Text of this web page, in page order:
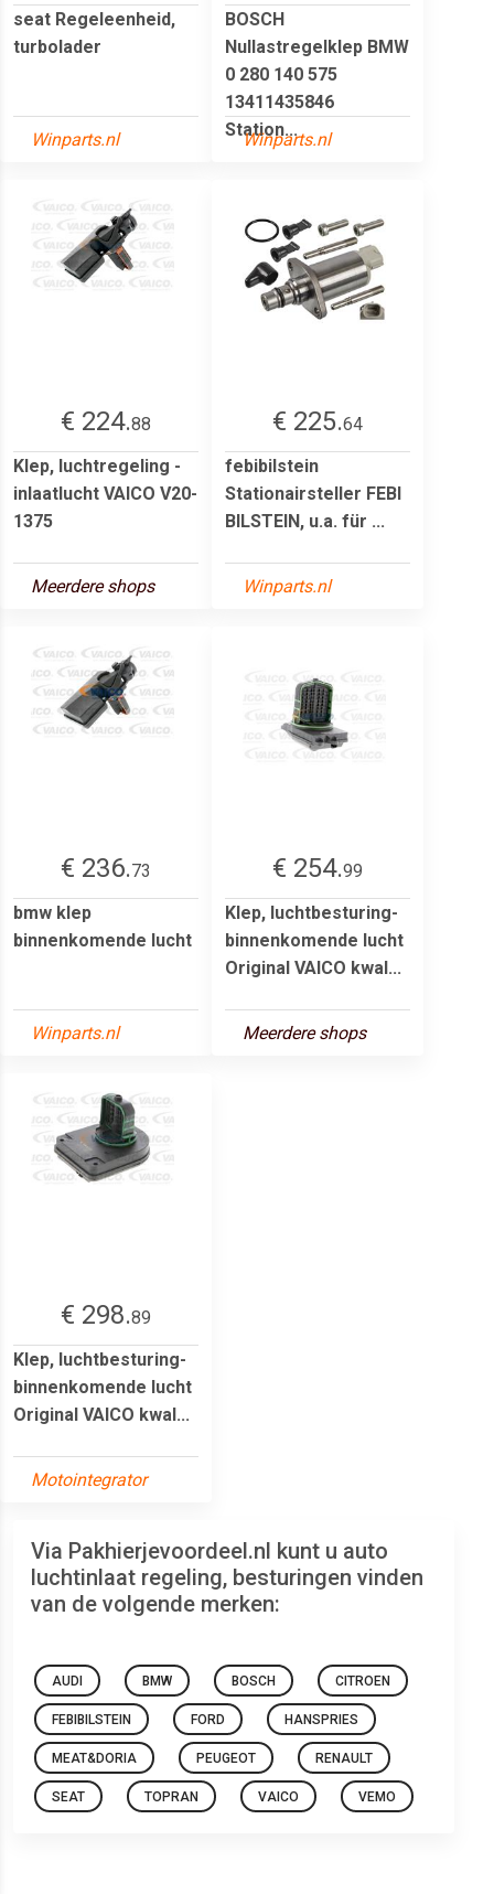
seat Regeleenheid,
turbolader
Winparts.nl
BOSCH
Nullastregelklep BMW
0 280 140 575
13411435846
Station...
Winparts.nl
€ 224.88
Klep, luchtregeling -
inlaatlucht VAICO V20-
1375
Meerdere shops
€ 225.64
febibilstein
Stationairsteller FEBI
BILSTEIN, u.a. für ...
Winparts.nl
€ 236.73
bmw klep
binnenkomende lucht
Winparts.nl
€ 254.99
Klep, luchtbesturing-
binnenkomende lucht
Original VAICO kwal...
Meerdere shops
€ 298.89
Klep, luchtbesturing-
binnenkomende lucht
Original VAICO kwal...
Motointegrator
Via Pakhierjevoordeel.nl kunt u auto
luchtinlaat regeling, besturingen vinden
van de volgende merken:
AUDI BMW BOSCH CITROEN
FEBIBILSTEIN FORD HANSPRIES
MEAT&DORIA PEUGEOT RENAULT
SEAT TOPRAN VAICO VEMO